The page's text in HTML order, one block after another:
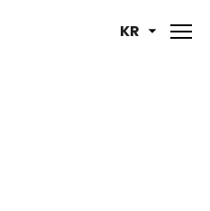
KR